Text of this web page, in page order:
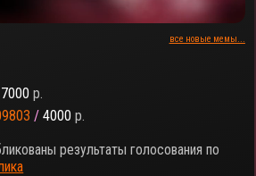
все новые мемы...
7000 р.
/ 4000 р.
результаты голосования по